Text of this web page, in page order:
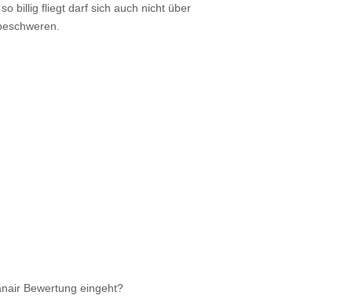
billig fliegt darf sich auch nicht über
Bewertung eingeht?